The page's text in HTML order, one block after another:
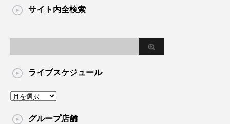
サイト内全検索
ライブスケジュール
グループ店舗